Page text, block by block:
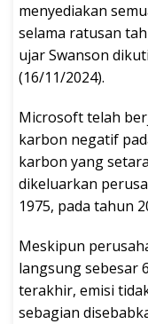
menyediakan
selama ratusan
ujar Swanson
(16/11/2024).
Microsoft telah
karbon negatif
karbon yang
dikeluarkan
1975, pada tahun
Meskipun
langsung sebesar
terakhir, emisi
sebagian